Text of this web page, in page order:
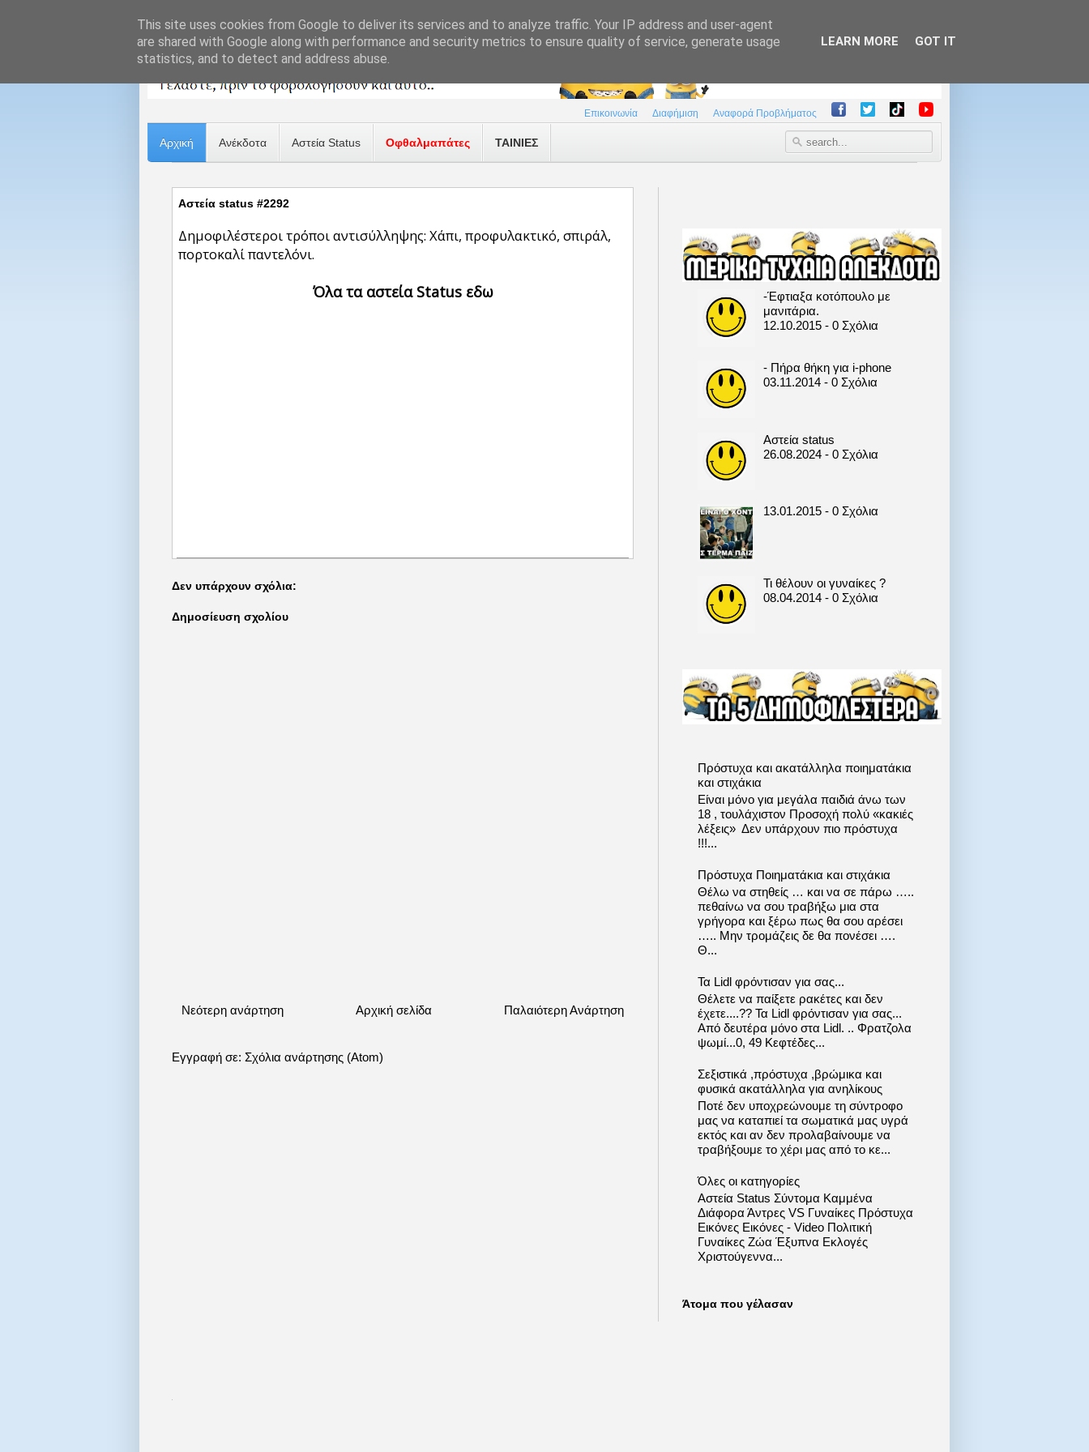
Επικοινωνία Διαφήμιση Αναφορά Προβλήματος
Αρχική Ανέκδοτα Αστεία Status Οφθαλμαπάτες ΤΑΙΝΙΕΣ
Αστεία status #2292
Δημοφιλέστεροι τρόποι αντισύλληψης: Χάπι, προφυλακτικό, σπιράλ,
πορτοκαλί παντελόνι.
Όλα τα αστεία Status εδω
Δεν υπάρχουν σχόλια:
Δημοσίευση σχολίου
Νεότερη ανάρτηση Παλαιότερη Ανάρτηση
Αρχική σελίδα
Εγγραφή σε: Σχόλια ανάρτησης (Atom)
-Έφτιαξα κοτόπουλο με
μανιτάρια.
12.10.2015 - 0 Σχόλια
- Πήρα θήκη για i-phone
03.11.2014 - 0 Σχόλια
Αστεία status
26.08.2024 - 0 Σχόλια
13.01.2015 - 0 Σχόλια
Τι θέλουν οι γυναίκες ?
08.04.2014 - 0 Σχόλια
Πρόστυχα και ακατάλληλα ποιηματάκια
και στιχάκια
Είναι μόνο για μεγάλα παιδιά άνω των
18 , τουλάχιστον Προσοχή πολύ «κακιές
λέξεις» Δεν υπάρχουν πιο πρόστυχα
!!!...
Πρόστυχα Ποιηματάκια και στιχάκια
Θέλω να στηθείς … και να σε πάρω …..
πεθαίνω να σου τραβήξω μια στα
γρήγορα και ξέρω πως θα σου αρέσει
….. Μην τρομάζεις δε θα πονέσει ….
Θ...
Τα Lidl φρόντισαν για σας...
Θέλετε να παίξετε ρακέτες και δεν
έχετε....?? Τα Lidl φρόντισαν για σας...
Από δευτέρα μόνο στα Lidl. .. Φρατζολα
ψωμί...0, 49 Κεφτέδες...
Σεξιστικά ,πρόστυχα ,βρώμικα και
φυσικά ακατάλληλα για ανηλίκους
Ποτέ δεν υποχρεώνουμε τη σύντροφο
μας να καταπιεί τα σωματικά μας υγρά
εκτός και αν δεν προλαβαίνουμε να
τραβήξουμε το χέρι μας από το κε...
Όλες οι κατηγορίες
Αστεία Status Σύντομα Καμμένα
Διάφορα Άντρες VS Γυναίκες Πρόστυχα
Εικόνες Εικόνες - Video Πολιτική
Γυναίκες Ζώα Έξυπνα Εκλογές
Χριστούγεννα...
Άτομα που γέλασαν
This site uses cookies from Google to deliver its services and to analyze traffic. Your IP address and user-agent
are shared with Google along with performance and security metrics to ensure quality of service, generate usage
statistics, and to detect and address abuse.
LEARN MORE GOT IT